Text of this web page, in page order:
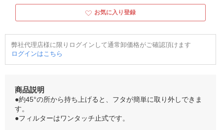
お気に入り登録
弊社代理店様に限りログインして通常卸価格がご確認頂けます
ログインはこちら
商品説明
●約45°の所から持ち上げると、フタが簡単に取り外しできま
す。
●フィルターはワンタッチ止式です。